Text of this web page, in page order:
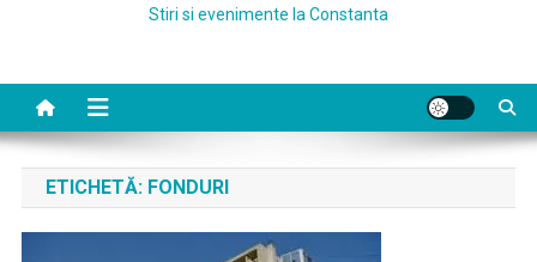
Stiri si evenimente la Constanta
ETICHETĂ: FONDURI